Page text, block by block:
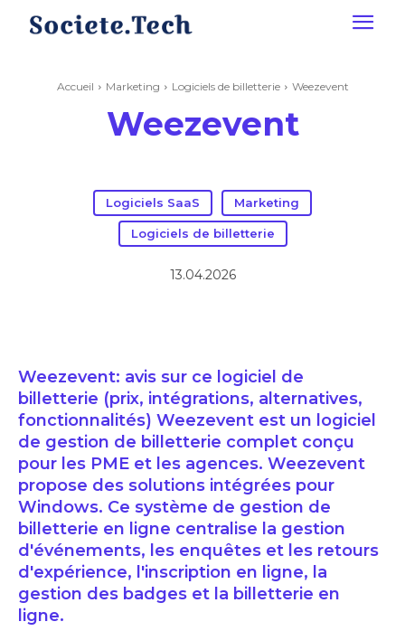
Accueil Marketing Logiciels de billetterie Weezevent
Weezevent
Logiciels SaaS Marketing
Logiciels de billetterie
13.04.2026
Weezevent: avis sur ce logiciel de
billetterie (prix, intégrations, alternatives,
fonctionnalités) Weezevent est un logiciel
de gestion de billetterie complet conçu
pour les PME et les agences. Weezevent
propose des solutions intégrées pour
Windows. Ce système de gestion de
billetterie en ligne centralise la gestion
d'événements, les enquêtes et les retours
d'expérience, l'inscription en ligne, la
gestion des badges et la billetterie en
ligne.